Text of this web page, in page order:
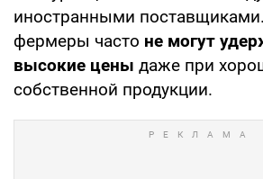
иностранными поставщиками.
фермеры часто не могут
высокие цены даже при
собственной продукции.